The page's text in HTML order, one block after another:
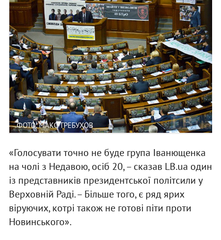
ФОТО: МАКС ТРЕБУХОВ
«Голосувати точно не буде група Іванющенка
на чолі з Недавою, осіб 20, – сказав LB.ua один
із представників президентської політсили у
Верховній Раді. – Більше того, є ряд ярих
віруючих, котрі також не готові піти проти
Новинського».